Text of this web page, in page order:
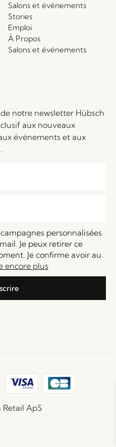
Salons et événements
Stories
Emploi
Á Propos
Salons et événements
notre newsletter Hübsch
aux nouveaux
événements et aux
personnalisées
Je peux retirer ce
Je confirme avoir au
encore plus
ApS